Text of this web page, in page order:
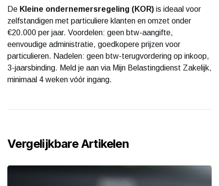
De Kleine ondernemersregeling (KOR) is ideaal voor
zelfstandigen met particuliere klanten en omzet onder
€20.000 per jaar. Voordelen: geen btw-aangifte,
eenvoudige administratie, goedkopere prijzen voor
particulieren. Nadelen: geen btw-terugvordering op inkoop,
3-jaarsbinding. Meld je aan via Mijn Belastingdienst Zakelijk,
minimaal 4 weken vóór ingang.
Vergelijkbare Artikelen